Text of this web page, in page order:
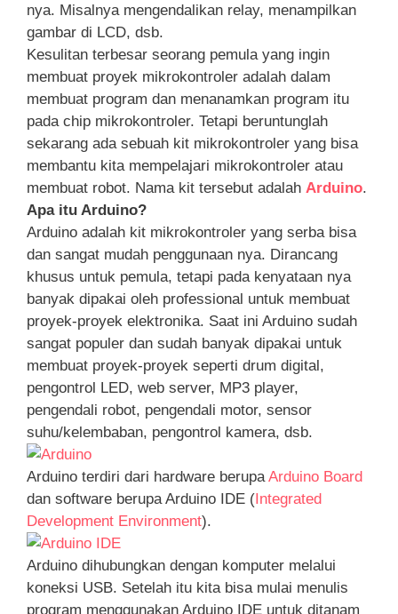
nya. Misalnya mengendalikan relay, menampilkan
gambar di LCD, dsb.
Kesulitan terbesar seorang pemula yang ingin
membuat proyek mikrokontroler adalah dalam
membuat program dan menanamkan program itu
pada chip mikrokontroler. Tetapi beruntunglah
sekarang ada sebuah kit mikrokontroler yang bisa
membantu kita mempelajari mikrokontroler atau
membuat robot. Nama kit tersebut adalah Arduino.
Apa itu Arduino?
Arduino adalah kit mikrokontroler yang serba bisa
dan sangat mudah penggunaan nya. Dirancang
khusus untuk pemula, tetapi pada kenyataan nya
banyak dipakai oleh professional untuk membuat
proyek-proyek elektronika. Saat ini Arduino sudah
sangat populer dan sudah banyak dipakai untuk
membuat proyek-proyek seperti drum digital,
pengontrol LED, web server, MP3 player,
pengendali robot, pengendali motor, sensor
suhu/kelembaban, pengontrol kamera, dsb.
Arduino terdiri dari hardware berupa Arduino Board
dan software berupa Arduino IDE (Integrated
Development Environment).
Arduino dihubungkan dengan komputer melalui
koneksi USB. Setelah itu kita bisa mulai menulis
program menggunakan Arduino IDE untuk ditanam